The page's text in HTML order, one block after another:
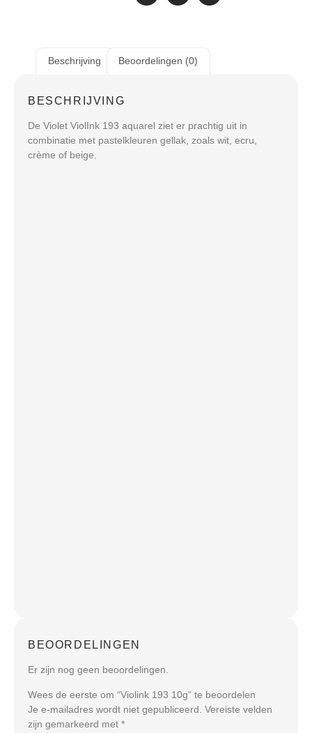
Beschrijving Beoordelingen (0)
BESCHRIJVING
De Violet ViolInk 193 aquarel ziet er prachtig uit in
combinatie met pastelkleuren gellak, zoals wit, ecru,
crème of beige.
BEOORDELINGEN
Er zijn nog geen beoordelingen.
Wees de eerste om “Violink 193 10g” te beoordelen
Je e-mailadres wordt niet gepubliceerd. Vereiste velden
zijn gemarkeerd met *